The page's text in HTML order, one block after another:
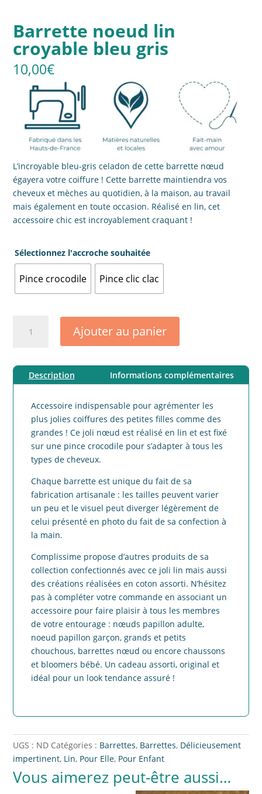
Barrette noeud lin
croyable bleu gris
10,00€
L’incroyable bleu-gris celadon de cette barrette nœud
égayera votre coiffure ! Cette barrette maintiendra vos
cheveux et mèches au quotidien, à la maison, au travail
mais également en toute occasion. Réalisé en lin, cet
accessoire chic est incroyablement craquant !
Sélectionnez l'accroche souhaitée
Pince crocodile Pince clic clac
Ajouter au panier
Description Informations complémentaires
Accessoire indispensable pour agrémenter les
plus jolies coiffures des petites filles comme des
grandes ! Ce joli nœud est réalisé en lin et est fixé
sur une pince crocodile pour s’adapter à tous les
types de cheveux.
Chaque barrette est unique du fait de sa
fabrication artisanale : les tailles peuvent varier
un peu et le visuel peut diverger légèrement de
celui présenté en photo du fait de sa confection à
la main.
Complissime propose d’autres produits de sa
collection confectionnés avec ce joli lin mais aussi
des créations réalisées en coton assorti. N’hésitez
pas à compléter votre commande en associant un
accessoire pour faire plaisir à tous les membres
de votre entourage : nœuds papillon adulte,
noeud papillon garçon, grands et petits
chouchous, barrettes nœud ou encore chaussons
et bloomers bébé. Un cadeau assorti, original et
idéal pour un look tendance assuré !
UGS : ND Catégories : Barrettes, Barrettes, Délicieusement
impertinent, Lin, Pour Elle, Pour Enfant
Vous aimerez peut-être aussi…